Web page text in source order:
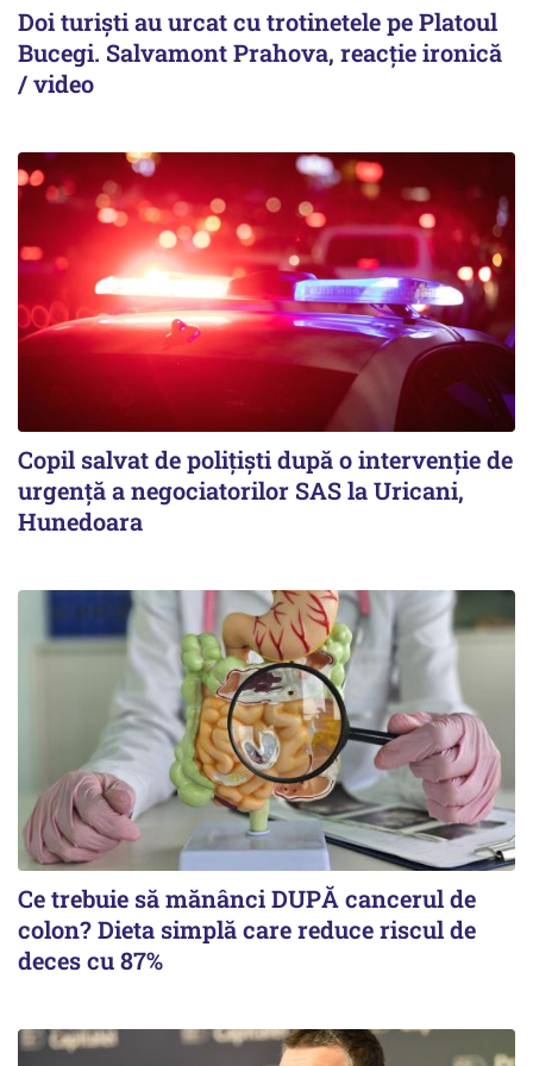
Doi turiști au urcat cu trotinetele pe Platoul
Bucegi. Salvamont Prahova, reacție ironică
/ video
Copil salvat de polițiști după o intervenție de
urgență a negociatorilor SAS la Uricani,
Hunedoara
Ce trebuie să mănânci DUPĂ cancerul de
colon? Dieta simplă care reduce riscul de
deces cu 87%